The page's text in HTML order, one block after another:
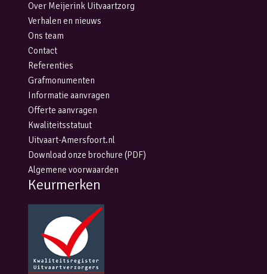
Over Meijerink Uitvaartzorg
Verhalen en nieuws
Ons team
Contact
Referenties
Grafmonumenten
Informatie aanvragen
Offerte aanvragen
Kwaliteitsstatuut
Uitvaart-Amersfoort.nl
Download onze brochure (PDF)
Algemene voorwaarden
Keurmerken